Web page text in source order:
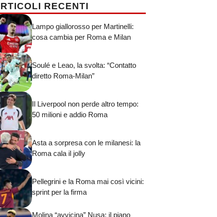
RECENTI
Lampo giallorosso per Martinelli:
cosa cambia per Roma e Milan
Soulé e Leao, la svolta: “Contatto
diretto Roma-Milan”
Il Liverpool non perde altro tempo:
50 milioni e addio Roma
Asta a sorpresa con le milanesi: la
Roma cala il jolly
Pellegrini e la Roma mai così vicini:
sprint per la firma
Molina “avvicina” Nusa: il piano